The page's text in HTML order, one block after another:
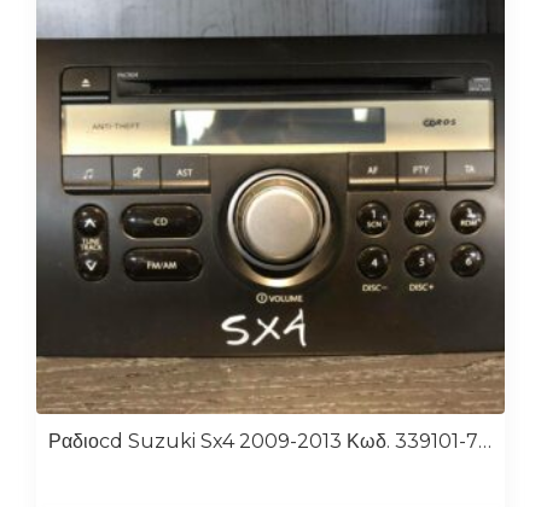
Ραδιοcd Suzuki Sx4 2009-2013 Κωδ. 339101-79j0